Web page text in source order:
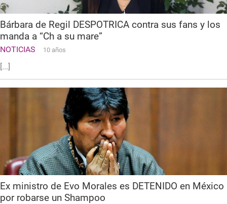
Bárbara de Regil DESPOTRICA contra sus fans y los
manda a “Ch a su mare”
NOTICIAS 10 años
[...]
Ex ministro de Evo Morales es DETENIDO en México
por robarse un Shampoo